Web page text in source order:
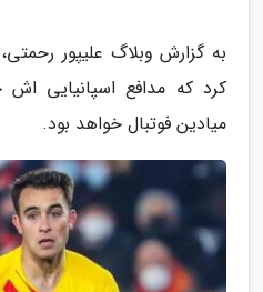
به گزارش وبلاگ علیپور
کرد که مدافع اسپانیایی
میادین فوتبال خواهد بود.